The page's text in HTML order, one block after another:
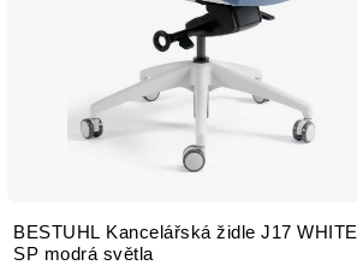
BESTUHL Kancelářská židle J17 WHITE
SP modrá světla